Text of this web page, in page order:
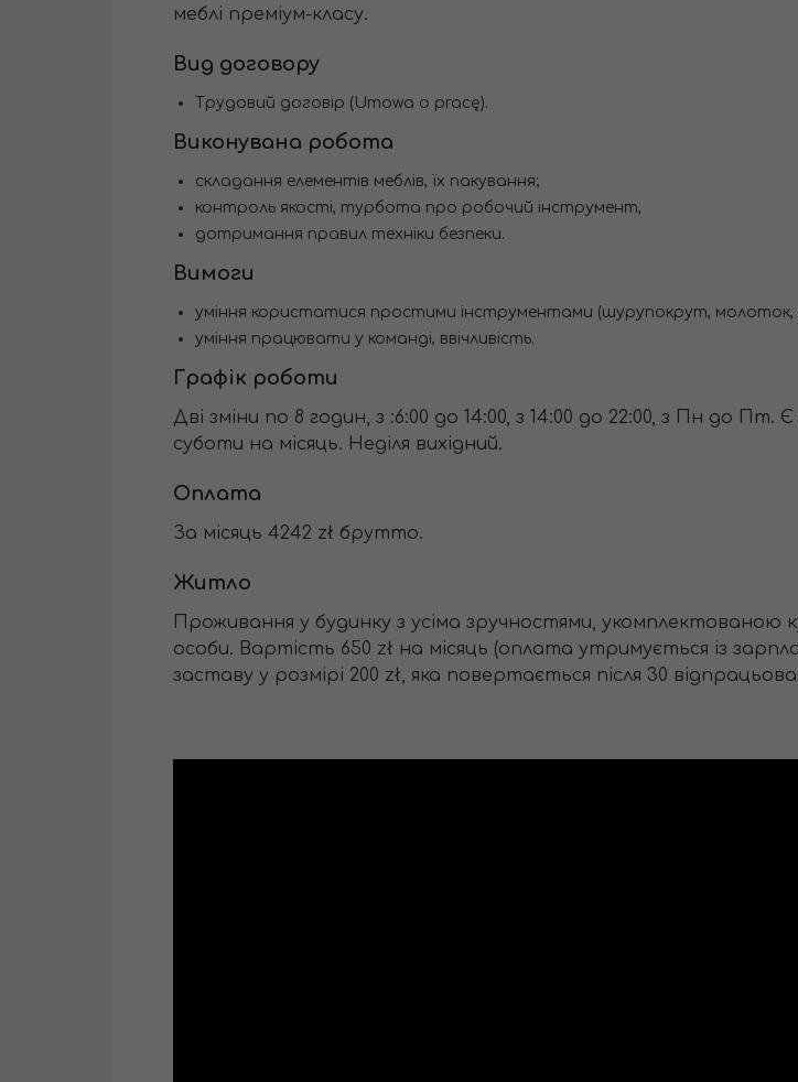
меблі преміум-класу.
Вид договору
Трудовий договір (Umowa o pracę).
Виконувана робота
складання елементів меблів, їх пакування;
контроль якості, турбота про робочий інструмент,
дотримання правил техніки безпеки.
Вимоги
уміння користатися простими інструментами (шурупокрут, молоток,
уміння працювати у команді, ввічливість.
Графік роботи
Дві зміни по 8 годин, з :6:00 до 14:00, з 14:00 до 22:00, з Пн до
суботи на місяць. Неділя вихідний.
Оплата
За місяць 4242 zł брутто.
Житло
Проживання у будинку з усіма зручностями,
особи. Вартість 650 zł на місяць (оплата утримується із
заставу у розмірі 200 zł, яка повертається після 30